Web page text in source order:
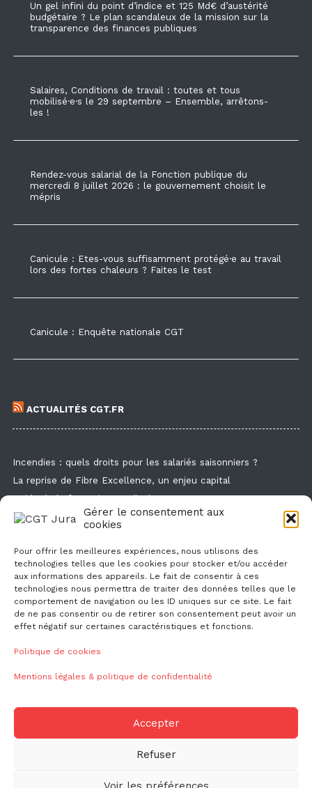
Gérer le consentement aux
cookies
Pour offrir les meilleures expériences, nous utilisons des
technologies telles que les cookies pour stocker et/ou accéder
aux informations des appareils. Le fait de consentir à ces
technologies nous permettra de traiter des données telles que le
comportement de navigation ou les ID uniques sur ce site. Le fait
de ne pas consentir ou de retirer son consentement peut avoir un
effet négatif sur certaines caractéristiques et fonctions.
Politique de cookies
Mentions légales & politique de confidentialité
Accepter
Refuser
Un gel infini du point d’indice et 125 Md€ d’austérité
budgétaire ? Le plan scandaleux de la mission sur la
transparence des finances publiques
Salaires, Conditions de travail : toutes et tous
mobilisé·e·s le 29 septembre – Ensemble, arrêtons-
les !
Rendez-vous salarial de la Fonction publique du
mercredi 8 juillet 2026 : le gouvernement choisit le
mépris
Canicule : Etes-vous suffisamment protégé·e au travail
lors des fortes chaleurs ? Faites le test
Canicule : Enquête nationale CGT
ACTUALITÉS CGT.FR
Incendies : quels droits pour les salariés saisonniers ?
La reprise de Fibre Excellence, un enjeu capital
Guide de la formation syndicale
Formation syndicale : les affiches